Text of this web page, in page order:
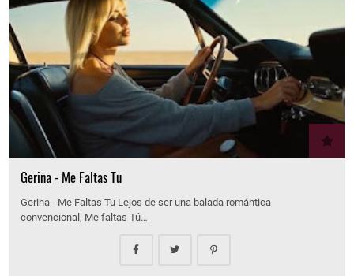
Gerina - Me Faltas Tu
Gerina - Me Faltas Tu Lejos de ser una balada romántica
convencional, Me faltas Tú…